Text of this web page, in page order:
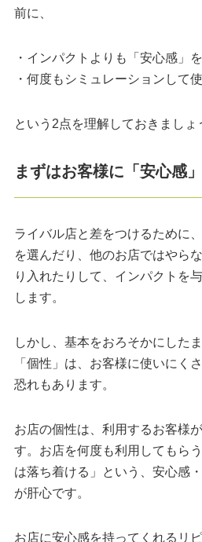
前に、
・インパクトよりも「安心感」
・何度もシミュレーションして
という2点を理解しておきましょ
まずはお客様に「安心感
ライバル店と差をつけるために
を選んだり、他のお店ではやら
り入れたりして、インパクトを
します。
しかし、基本をおろそかにした
「個性」は、お客様に使いにく
恐れもあります。
お店の個性は、利用するお客様
す。お店を何度も利用してもら
は落ち着ける」という、安心感
が肝心です。
お店に安心感を持ってくれるリ